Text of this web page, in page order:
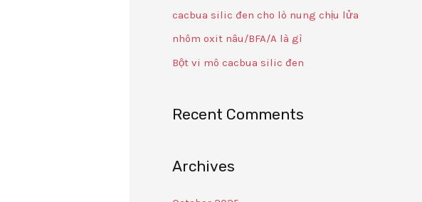
cacbua silic đen cho lò nung chịu lửa
nhôm oxit nâu/BFA/A là gì
Bột vi mô cacbua silic đen
Recent Comments
Archives